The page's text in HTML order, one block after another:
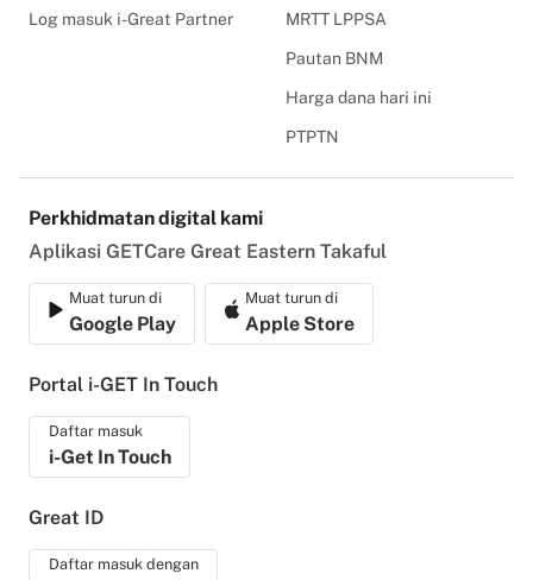
Log masuk i-Great Partner MRTT LPPSA
Pautan BNM
Harga dana hari ini
PTPTN
Perkhidmatan digital kami
Aplikasi GETCare Great Eastern Takaful
Muat turun di
Google Play
Muat turun di
Apple Store
Portal i-GET In Touch
Daftar masuk
i-Get In Touch
Great ID
Daftar masuk dengan